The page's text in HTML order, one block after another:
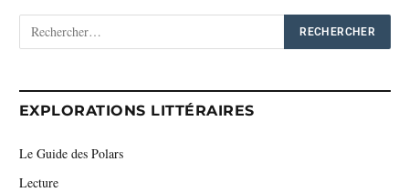
EXPLORATIONS LITTÉRAIRES
Le Guide des Polars
Lecture